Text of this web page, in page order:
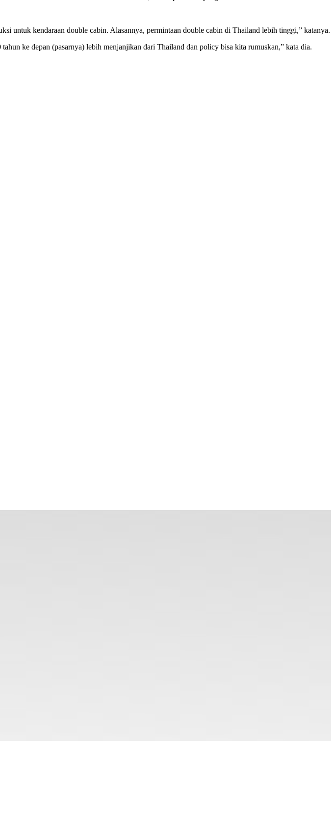
untuk kendaraan double cabin. Alasannya, permintaan double cabin di Thailand lebih tinggi,” katanya.
ke depan (pasarnya) lebih menjanjikan dari Thailand dan policy bisa kita rumuskan,” kata dia.